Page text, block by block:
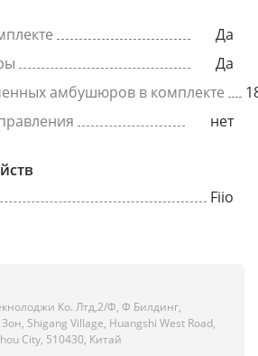
Да
Да
амбушюров в комплекте
нет
Fiio
Ко. Лтд,2/Ф, Ф Билдинг,
Shigang Village, Huangshi West Road,
City, 510430, Китай